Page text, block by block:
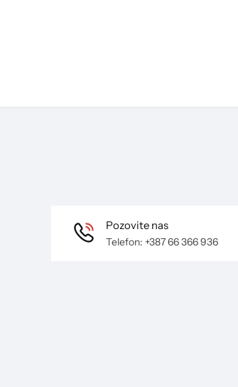
Pozovite nas
Telefon: +387 66 366 936